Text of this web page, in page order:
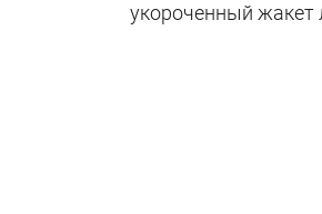
укороченный жакет